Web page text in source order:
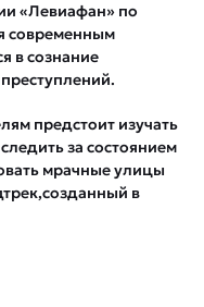
«Левиафан» по
современным
в сознание
предстоит изучать
за состоянием
мрачные улицы
в